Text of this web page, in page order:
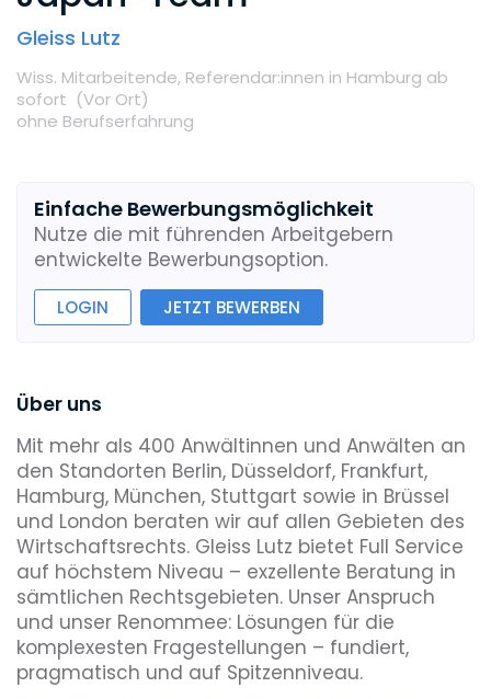
Gleiss Lutz
Wiss. Mitarbeitende, Referendar:innen in Hamburg ab
sofort (Vor Ort)
ohne Berufserfahrung
Einfache Bewerbungsmöglichkeit
Nutze die mit führenden Arbeitgebern
entwickelte Bewerbungsoption.
LOGIN JETZT BEWERBEN
Über uns
Mit mehr als 400 Anwältinnen und Anwälten an
den Standorten Berlin, Düsseldorf, Frankfurt,
Hamburg, München, Stuttgart sowie in Brüssel
und London beraten wir auf allen Gebieten des
Wirtschaftsrechts. Gleiss Lutz bietet Full Service
auf höchstem Niveau – exzellente Beratung in
sämtlichen Rechtsgebieten. Unser Anspruch
und unser Renommee: Lösungen für die
komplexesten Fragestellungen – fundiert,
pragmatisch und auf Spitzenniveau.